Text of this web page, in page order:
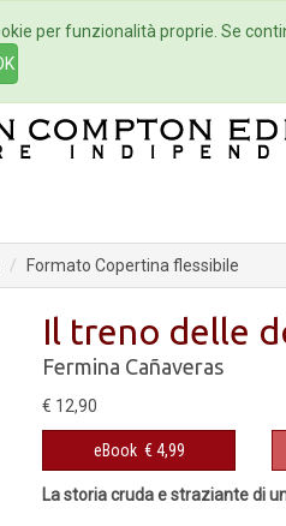
Eventi
Formato Copertina flessibile
Il treno delle
Fermina Cañaveras
€ 12,90
eBook € 4,99
La storia cruda e straziante di
per funzionalità proprie. Se